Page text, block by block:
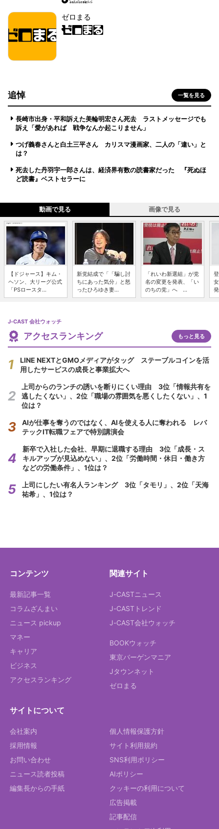
ゼロまる
追悼 一覧を見る
長崎市出身・平和訴えた美輪明宏さん死去 ラストメッセージでも
訴え「愛があれば 戦争なんか起こりません」
つげ義春さんと白土三平さん カリスマ漫画家、二人の「違い」と
は？
死去した丹羽宇一郎さんは、経済界有数の読書家だった 『死ぬほ
ど読書』ベストセラーに
動画で見る 画像で見る
【ドジャース】キム・
ヘソン、大リーグ公式
「PSロースタ...
新党結成で「「騙し討
ちにあった気分」と怒
ったひろゆき妻...
「れいわ新選組」が党
名の変更を発表、「い
のちの党」へ ...
J-CAST 会社ウォッチ
アクセスランキング もっと見る
LINE NEXTとGMOメディアがタッグ ステーブルコインを活
用したサービスの成長と事業拡大へ
上司からのランチの誘いを断りにくい理由 3位「情報共有を
逃したくない」、2位「職場の雰囲気を悪くしたくない」、1
位は？
AIが仕事を奪うのではなく、AIを使える人に奪われる レバ
テックIT転職フェアで特別講演会
新卒で入社した会社、早期に退職する理由 3位「成長・ス
キルアップが見込めない」、2位「労働時間・休日・働き方
などの労働条件」、1位は？
上司にしたい有名人ランキング 3位「タモリ」、2位「天海
祐希」、1位は？
コンテンツ
最新記事一覧
コラムざんまい
ニュース pickup
マネー
キャリア
ビジネス
アクセスランキング
関連サイト
J-CASTニュース
J-CASTトレンド
J-CAST会社ウォッチ
BOOKウォッチ
東京バーゲンマニア
Jタウンネット
ゼロまる
サイトについて
会社案内
採用情報
お問い合わせ
ニュース読者投稿
編集長からの手紙
個人情報保護方針
サイト利用規約
SNS利用ポリシー
AIポリシー
クッキーの利用について
広告掲載
記事配信